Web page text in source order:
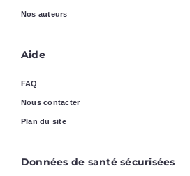
Nos auteurs
Aide
FAQ
Nous contacter
Plan du site
Données de santé sécurisées